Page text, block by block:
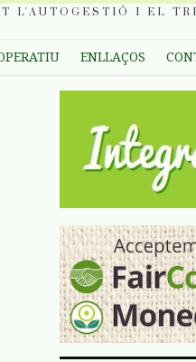
L'AUTOGESTIÓ I EL
ENLLAÇOS